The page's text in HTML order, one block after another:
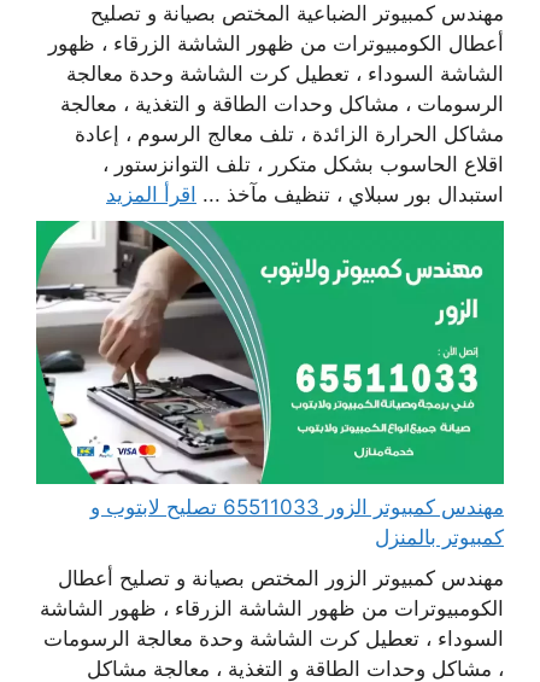
مهندس كمبيوتر الضباعية المختص بصيانة و تصليح
أعطال الكومبيوترات من ظهور الشاشة الزرقاء ، ظهور
الشاشة السوداء ، تعطيل كرت الشاشة وحدة معالجة
الرسومات ، مشاكل وحدات الطاقة و التغذية ، معالجة
مشاكل الحرارة الزائدة ، تلف معالج الرسوم ، إعادة
اقلاع الحاسوب بشكل متكرر ، تلف التوانزستور ،
استبدال بور سبلاي ، تنظيف مآخذ ... اقرأ المزيد
مهندس كمبيوتر الزور 65511033 تصليح لابتوب و
كمبيوتر بالمنزل
مهندس كمبيوتر الزور المختص بصيانة و تصليح أعطال
الكومبيوترات من ظهور الشاشة الزرقاء ، ظهور الشاشة
السوداء ، تعطيل كرت الشاشة وحدة معالجة الرسومات
، مشاكل وحدات الطاقة و التغذية ، معالجة مشاكل